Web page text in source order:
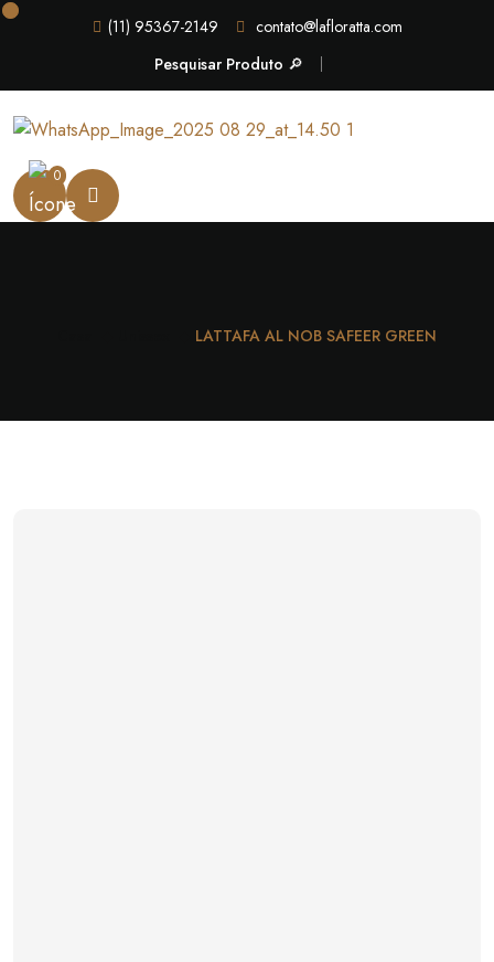
(11) 95367-2149
contato@lafloratta.com
Pesquisar Produto 🔎
0
LATTAFA AL NOB SAFEER GREEN